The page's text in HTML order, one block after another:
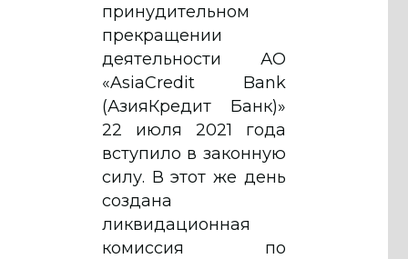
принудительном
прекращении
деятельности АО
«AsiaCredit Bank
(АзияКредит Банк)»
22 июля 2021 года
вступило в законную
силу. В этот же день
создана
ликвидационная
комиссия по